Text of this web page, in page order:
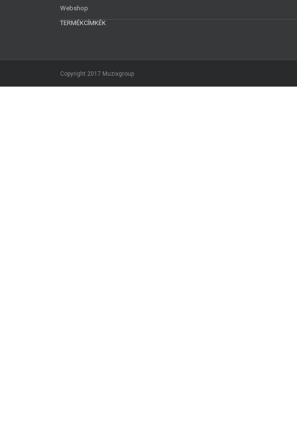
Webshop
TERMÉKCÍMKÉK
Copyright 2017 Muzixgroup